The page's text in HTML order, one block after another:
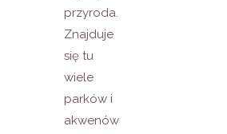
przyroda.
Znajduje
się tu
wiele
parków i
akwenów